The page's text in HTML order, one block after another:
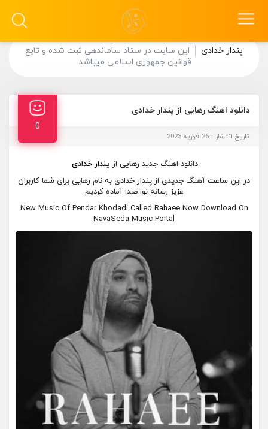
پندار خدادی
این سایت در ستاد ساماندهی ثبت شده و تابع
قوانین جمهوری اسلامی میباشد.
دانلود اهنگ رهایی از پندار خدادی
0
تاریخ انتشار : 26 فوریه 2023
دانلود اهنگ جدیدرهایی از پندار خدادی
در این ساعت آهنگ جدیدی از پندار خدادی به نام رهایی برای شما کاربران
عزیز رسانه نوا صدا آماده کردیم
New Music Of Pendar Khodadi Called Rahaee Now Download On
NavaSeda Music Portal